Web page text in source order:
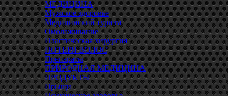
МЕДИЦИНА
Мужское здоровье
Медицинский туризм
Омолаживание
Пластическая хирургия
ПОТЕРЯ ВОЛОС
Препараты
ПРИРОДНАЯ МЕДИЦИНА
ПРОДУКТЫ
Прыщи